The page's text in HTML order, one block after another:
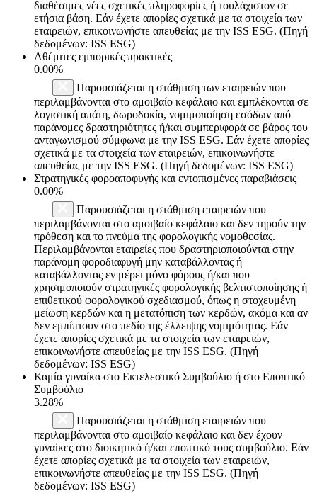
διαθέσιμες νέες σχετικές πληροφορίες ή τουλάχιστον σε
ετήσια βάση. Εάν έχετε απορίες σχετικά με τα στοιχεία των
εταιρειών, επικοινωνήστε απευθείας με την ISS ESG. (Πηγή
δεδομένων: ISS ESG)
Αθέμιτες εμπορικές πρακτικές
0.00%
Παρουσιάζεται η στάθμιση των εταιρειών που
περιλαμβάνονται στο αμοιβαίο κεφάλαιο και εμπλέκονται σε
λογιστική απάτη, δωροδοκία, νομιμοποίηση εσόδων από
παράνομες δραστηριότητες ή/και συμπεριφορά σε βάρος του
ανταγωνισμού σύμφωνα με την ISS ESG. Εάν έχετε απορίες
σχετικά με τα στοιχεία των εταιρειών, επικοινωνήστε
απευθείας με την ISS ESG. (Πηγή δεδομένων: ISS ESG)
Στρατηγικές φοροαποφυγής και εντοπισμένες παραβιάσεις
0.00%
Παρουσιάζεται η στάθμιση εταιρειών που
περιλαμβάνονται στο αμοιβαίο κεφάλαιο και δεν τηρούν την
πρόθεση και το πνεύμα της φορολογικής νομοθεσίας.
Περιλαμβάνονται εταιρείες που δραστηριοποιούνται στην
παράνομη φοροδιαφυγή μην καταβάλλοντας ή
καταβάλλοντας εν μέρει μόνο φόρους ή/και που
χρησιμοποιούν στρατηγικές φορολογικής βελτιστοποίησης ή
επιθετικού φορολογικού σχεδιασμού, όπως η στοχευμένη
μείωση κερδών και η μετατόπιση των κερδών, ακόμα και αν
δεν εμπίπτουν στο πεδίο της έλλειψης νομιμότητας. Εάν
έχετε απορίες σχετικά με τα στοιχεία των εταιρειών,
επικοινωνήστε απευθείας με την ISS ESG. (Πηγή
δεδομένων: ISS ESG)
Καμία γυναίκα στο Εκτελεστικό Συμβούλιο ή στο Εποπτικό
Συμβούλιο
3.28%
Παρουσιάζεται η στάθμιση εταιρειών που
περιλαμβάνονται στο αμοιβαίο κεφάλαιο και δεν έχουν
γυναίκες στο διοικητικό ή/και εποπτικό τους συμβούλιο. Εάν
έχετε απορίες σχετικά με τα στοιχεία των εταιρειών,
επικοινωνήστε απευθείας με την ISS ESG. (Πηγή
δεδομένων: ISS ESG)